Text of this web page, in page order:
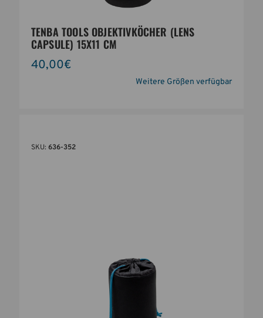
TENBA TOOLS OBJEKTIVKÖCHER (LENS
CAPSULE) 15X11 CM
40,00€
Weitere Größen verfügbar
SKU: 636-352